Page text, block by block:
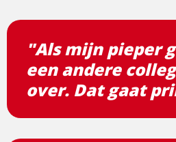
"Als mijn pieper
een andere
over. Dat gaat